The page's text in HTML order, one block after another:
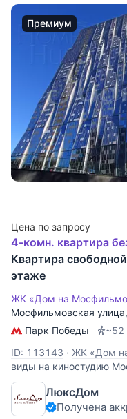
Премиум
Цена по запросу
4-комн. квартира
Квартира
этаже
ЖК «Дом на
Мосфильмовская улица
Парк Победы
~52
ID: 113143 · ЖК «Дом
виды на киностудию
МГУ. Угловая квартира
гостиная, 3 спальни, 3
Мосфильмовской" -
ЛюксДом
Получена